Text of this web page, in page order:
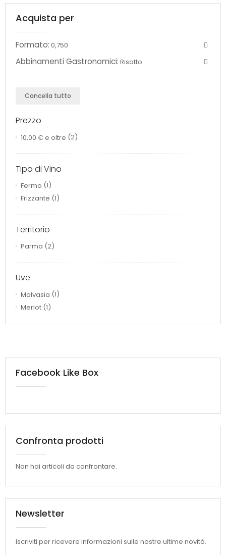
Acquista per
Formato: 0,750
Abbinamenti Gastronomici: Risotto
Cancella tutto
Prezzo
10,00 € e oltre (2)
Tipo di Vino
Fermo (1)
Frizzante (1)
Territorio
Parma (2)
Uve
Malvasia (1)
Merlot (1)
Facebook Like Box
Confronta prodotti
Non hai articoli da confrontare.
Newsletter
Iscriviti per ricevere informazioni sulle nostre ultime novità.